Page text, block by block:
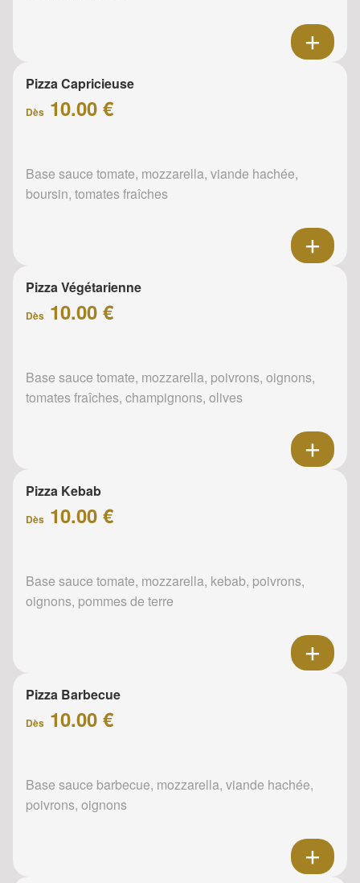
Pizza Capricieuse
Dès 10.00 €
Base sauce tomate, mozzarella, viande hachée,
boursin, tomates fraîches
Pizza Végétarienne
Dès 10.00 €
Base sauce tomate, mozzarella, poivrons, oignons,
tomates fraîches, champignons, olives
Pizza Kebab
Dès 10.00 €
Base sauce tomate, mozzarella, kebab, poivrons,
oignons, pommes de terre
Pizza Barbecue
Dès 10.00 €
Base sauce barbecue, mozzarella, viande hachée,
poivrons, oignons